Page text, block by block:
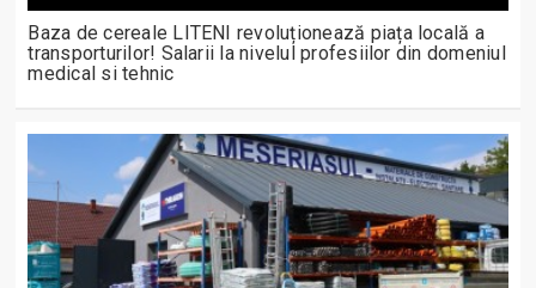
Baza de cereale LITENI revoluționează piața locală a
transporturilor! Salarii la nivelul profesiilor din domeniul
medical si tehnic